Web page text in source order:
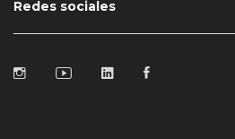
Redes sociales